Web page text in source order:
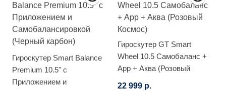
Гироскутер Smart Balance
Premium 10.5" с
Приложением и
Гироскутер GT Smart
Wheel 10.5 Самобаланс +
App + Аква (Розовый
22 999 р.